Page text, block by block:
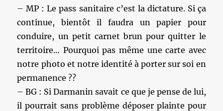
– MP : Le pass sanitaire c’est la dictature. Si ça
continue, bientôt il faudra un papier pour
conduire, un petit carnet brun pour quitter le
territoire… Pourquoi pas même une carte avec
notre photo et notre identité à porter sur soi en
permanence ??
– BG : Si Darmanin savait ce que je pense de lui,
il pourrait sans problème déposer plainte pour